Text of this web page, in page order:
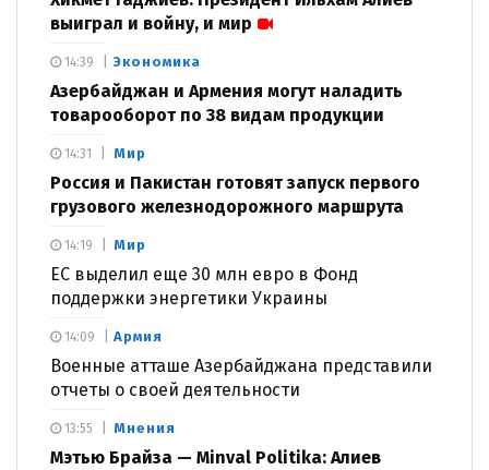
выиграл и войну, и мир
Экономика
Азербайджан и Армения могут наладить
товарооборот по 38 видам продукции
14:39
Мир
Россия и Пакистан готовят запуск первого
грузового железнодорожного маршрута
14:31
Мир
ЕС выделил еще 30 млн евро в Фонд
поддержки энергетики Украины
14:19
Армия
Военные атташе Азербайджана представили
отчеты о своей деятельности
14:09
Мнения
Мэтью Брайза — Minval Politika: Алиев
13:55